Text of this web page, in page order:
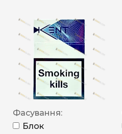
Фасування:
Блок